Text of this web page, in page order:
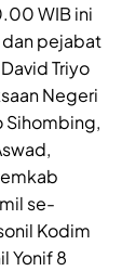
WIB ini
pejabat
Triyo
Negeri
Sihombing,
se-
Kodim
Yonif 8